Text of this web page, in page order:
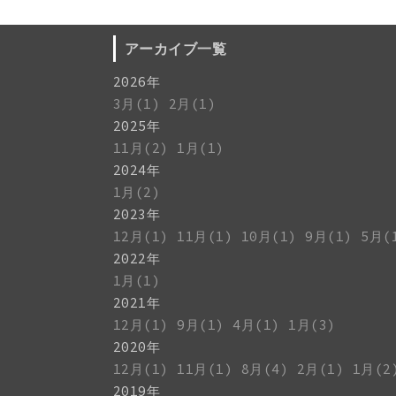
アーカイブ一覧
2026年
3月(1)
2月(1)
2025年
11月(2)
1月(1)
2024年
1月(2)
2023年
12月(1)
11月(1) 10月(1) 9月(1) 5月
2022年
1月(1)
2021年
12月(1)
9月(1) 4月(1)
1月(3)
2020年
12月(1)
11月(1) 8月(4) 2月(1)
1月(2)
2019年